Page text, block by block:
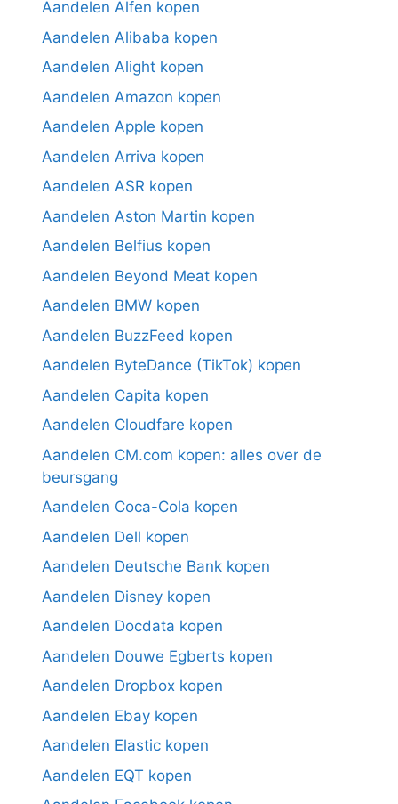
Aandelen Alfen kopen
Aandelen Alibaba kopen
Aandelen Alight kopen
Aandelen Amazon kopen
Aandelen Apple kopen
Aandelen Arriva kopen
Aandelen ASR kopen
Aandelen Aston Martin kopen
Aandelen Belfius kopen
Aandelen Beyond Meat kopen
Aandelen BMW kopen
Aandelen BuzzFeed kopen
Aandelen ByteDance (TikTok) kopen
Aandelen Capita kopen
Aandelen Cloudfare kopen
Aandelen CM.com kopen: alles over de
beursgang
Aandelen Coca-Cola kopen
Aandelen Dell kopen
Aandelen Deutsche Bank kopen
Aandelen Disney kopen
Aandelen Docdata kopen
Aandelen Douwe Egberts kopen
Aandelen Dropbox kopen
Aandelen Ebay kopen
Aandelen Elastic kopen
Aandelen EQT kopen